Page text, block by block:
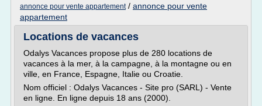
annonce pour vente appartement/ annonce pour vente
appartement
Locations de vacances
Odalys Vacances propose plus de 280 locations de
vacances à la mer, à la campagne, à la montagne ou en
ville, en France, Espagne, Italie ou Croatie.
Nom officiel : Odalys Vacances - Site pro (SARL) - Vente
en ligne. En ligne depuis 18 ans (2000).